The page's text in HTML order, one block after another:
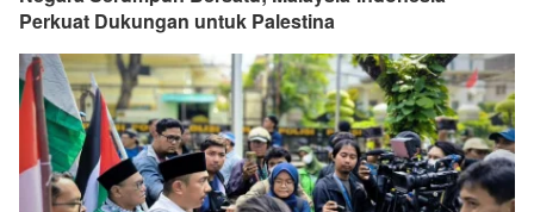
Perkuat Dukungan untuk Palestina